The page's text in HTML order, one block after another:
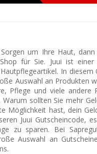
um Ihre Haut,
für Sie. Juui ist
In diesem
Auswahl an Produkten
Pflege und viele andere
sollten Sie mehr
Möglichkeit hast, dein
Juui Gutscheincode,
zu sparen. Bei
Auswahl an